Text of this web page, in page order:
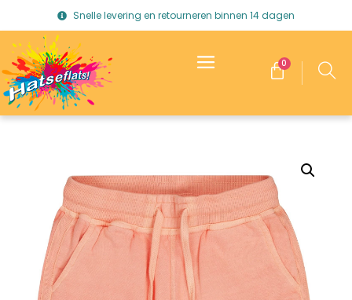
Snelle levering en retourneren binnen 14 dagen
0